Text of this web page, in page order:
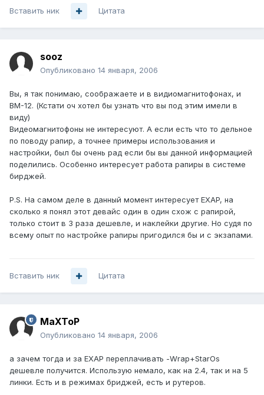
Вставить ник Цитата
sooz
Опубликовано 14 января, 2006
Вы, я так понимаю, соображаете и в видиомагнитофонах, и
ВМ-12. (Кстати оч хотел бы узнать что вы под этим имели в
виду)
Видеомагнитофоны не интересуют. А если есть что то дельное
по поводу рапир, а точнее примеры использования и
настройки, был бы очень рад если бы вы данной информацией
поделились. Особенно интересует работа рапиры в системе
бирджей.
P.S. На самом деле в данный момент интересует EXAP, на
сколько я понял этот девайс один в один схож с рапирой,
только стоит в 3 раза дешевле, и наклейки другие. Но судя по
всему опыт по настройке рапиры пригодился бы и с экзапами.
Вставить ник Цитата
MaXToP
Опубликовано 14 января, 2006
а зачем тогда и за EXAP переплачивать -Wrap+StarOs
дешевле получится. Использую немало, как на 2.4, так и на 5
линки. Есть и в режимах бриджей, есть и рутеров.